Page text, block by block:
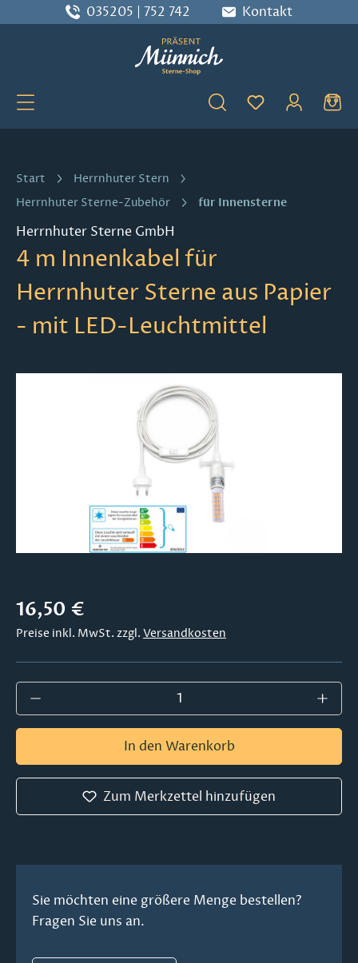
Zum Hauptinhalt springen
035205 | 752 742 Kontakt
Du hast 0
Start
Herrnhuter Stern
Herrnhuter Sterne-Zubehör
für Innensterne
Herrnhuter Sterne GmbH
4 m Innenkabel für
Herrnhuter Sterne aus Papier
- mit LED-Leuchtmittel
Bildergalerie überspringen
Regulärer Preis:
16,50 €
Preise inkl. MwSt. zzgl. Versandkosten
Produkt Anzahl: Gib den gewünschten
In den Warenkorb
Zum Merkzettel hinzufügen
Sie möchten eine größere Menge bestellen?
Fragen Sie uns an.